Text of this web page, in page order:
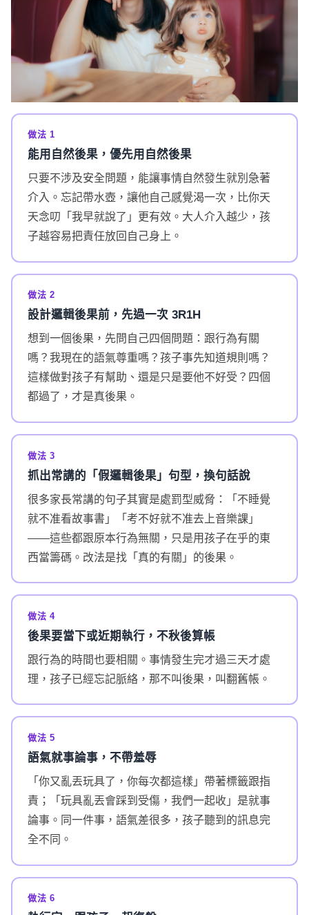
做法 1
能用自然後果，優先用自然後果
只要不涉及安全問題，能讓事情自然發生就別急著
介入。忘記帶水壺，讓他自己感覺渴一次，比你天
天念叨「我早就說了」更有效。大人介入越少，孩
子越容易把責任放回自己身上。
做法 2
設計邏輯後果前，先過一次 3R1H
想到一個後果，先問自己四個問題：跟行為有關
嗎？我現在的語氣尊重嗎？孩子事先知道規則嗎？
這樣做對孩子有幫助、還是只是要他不好受？四個
都過了，才是真後果。
做法 3
抓出常講的「假邏輯後果」句型，換句話說
很多家長常講的句子其實是處罰型威脅：「不睡覺
就不准看故事書」「考不好就不准去上音樂課」
——這些都跟原本行為無關，只是用孩子在乎的東
西當籌碼。改法是找「真的有關」的後果。
做法 4
後果要當下或近期執行，不秋後算帳
跟行為的時間也要相關。事情發生完才過三天才處
理，孩子已經忘記脈絡，那不叫後果，叫翻舊帳。
做法 5
語氣就事論事，不帶羞辱
「你又亂丟玩具了，你每次都這樣」帶著標籤跟指
責；「玩具亂丟會踩到受傷，我們一起收」是就事
論事。同一件事，語氣差很多，孩子聽到的訊息完
全不同。
做法 6